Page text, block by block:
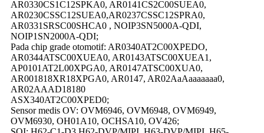
AR0330CS1C12SPKA0, AR0141CS2C00SUEA0,
AR0230CSSC12SUEA0,AR0237CSSC12SPRA0,
AR0331SRSC00SHCA0 , NOIP3SN5000A-QDI,
NOIP1SN2000A-QDI;
Pada chip grade otomotif: AR0340AT2C00XPEDO,
AR0344ATSC00XUEA0, AR0143ATSC00XUEA1,
AP0101AT2L00XPGA0, AR0147ATSC00XUA0,
AR001818XR18XPGA0, AR0147, AR02AaAaaaaaaa0,
AR02AAAD18180
ASX340AT2C00XPED0;
Sensor medis OV: OVM6946, OVM6948, OVM6949,
OVM6930, OH01A10, OCHSA10, OV426;